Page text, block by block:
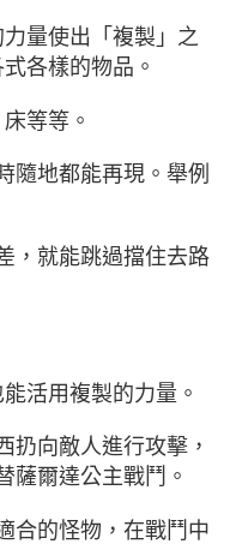
量使出「複製」之
各樣的物品。
等等。
隨地都能再現。舉例
，就能跳過擋住去路
活用複製的力量。
扔向敵人進行攻擊，
薩爾達公主戰鬥。
合的怪物，在戰鬥中